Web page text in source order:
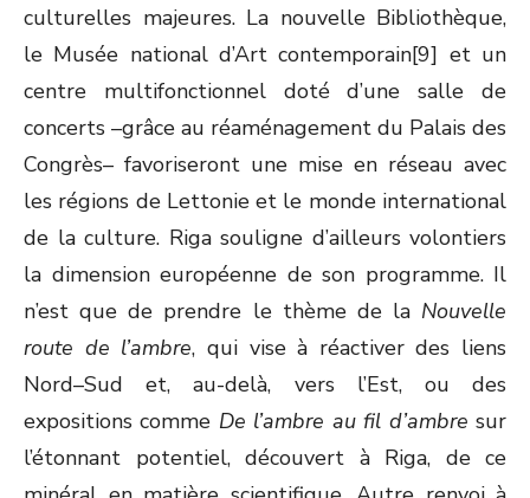
culturelles majeures. La nouvelle Bibliothèque,
le Musée national d’Art contemporain[9] et un
centre multifonctionnel doté d’une salle de
concerts –grâce au réaménagement du Palais des
Congrès– favoriseront une mise en réseau avec
les régions de Lettonie et le monde international
de la culture. Riga souligne d’ailleurs volontiers
la dimension européenne de son programme. Il
n’est que de prendre le thème de la Nouvelle
route de l’ambre, qui vise à réactiver des liens
Nord–Sud et, au-delà, vers l’Est, ou des
expositions comme De l’ambre au fil d’ambre sur
l’étonnant potentiel, découvert à Riga, de ce